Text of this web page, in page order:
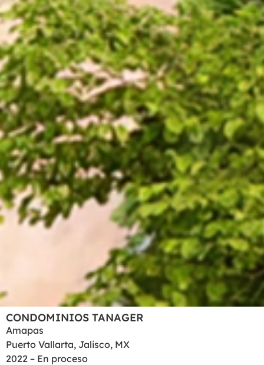
CONDOMINIOS TANAGER
Amapas
Puerto Vallarta, Jalisco, MX
2022 – En proceso